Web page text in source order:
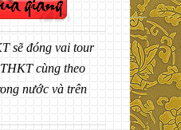
sẽ đóng vai tour
cùng theo
nước và trên